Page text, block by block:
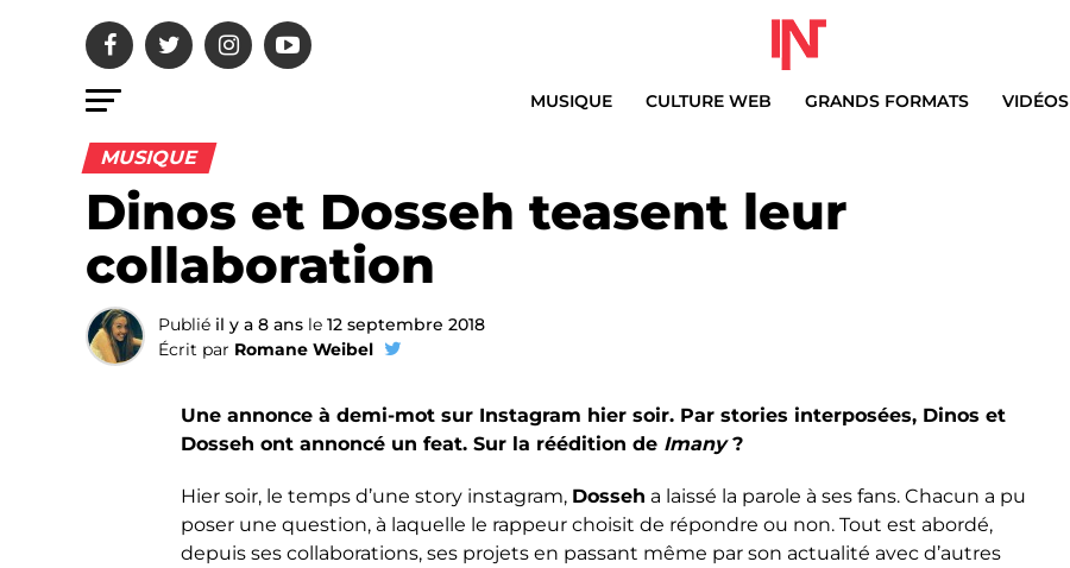
MUSIQUE CULTURE WEB GRANDS FORMATS VIDÉOS
MUSIQUE
Dinos et Dosseh teasent leur
collaboration
Publié il y a 8 ans le 12 septembre 2018
Écrit par Romane Weibel
Une annonce à demi-mot sur Instagram hier soir. Par stories interposées, Dinos et
Dosseh ont annoncé un feat. Sur la réédition de Imany?
Hier soir, le temps d’une story instagram, Dosseh a laissé la parole à ses fans. Chacun a pu
poser une question, à laquelle le rappeur choisit de répondre ou non. Tout est abordé,
depuis ses collaborations, ses projets en passant même par son actualité avec d’autres